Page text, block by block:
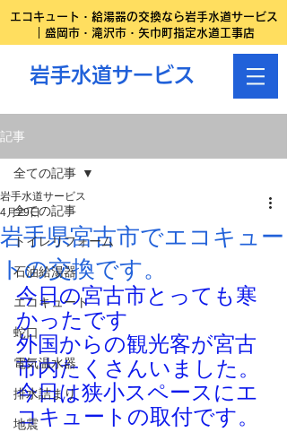
エコキュート・給湯器の交換なら岩手水道サービス
｜盛岡市・滝沢市・矢巾町指定水道工事店
岩手水道サービス
記事
全ての記事
トイレリフォーム
石油給湯器
エコキュート
蛇口
電気温水器
排水詰まり
地震
全ての記事
岩手県宮古市でエコキュー
トの交換です。
岩手水道サービス
4月29日
今日の宮古市とっても寒
かったです
外国からの観光客が宮古
市内たくさんいました。
今日は狭小スペースにエ
コキュートの取付です。